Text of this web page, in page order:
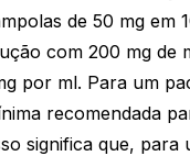
de 50 mg em
com 200 mg de
por ml. Para um
recomendada
significa que, para